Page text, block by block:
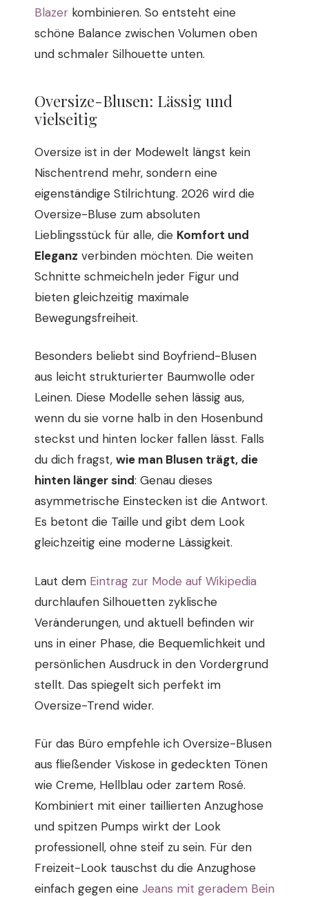
Blazer kombinieren. So entsteht eine
schöne Balance zwischen Volumen oben
und schmaler Silhouette unten.
Oversize-Blusen: Lässig und
vielseitig
Oversize ist in der Modewelt längst kein
Nischentrend mehr, sondern eine
eigenständige Stilrichtung. 2026 wird die
Oversize-Bluse zum absoluten
Lieblingsstück für alle, die Komfort und
Eleganz verbinden möchten. Die weiten
Schnitte schmeicheln jeder Figur und
bieten gleichzeitig maximale
Bewegungsfreiheit.
Besonders beliebt sind Boyfriend-Blusen
aus leicht strukturierter Baumwolle oder
Leinen. Diese Modelle sehen lässig aus,
wenn du sie vorne halb in den Hosenbund
steckst und hinten locker fallen lässt. Falls
du dich fragst, wie man Blusen trägt, die
hinten länger sind: Genau dieses
asymmetrische Einstecken ist die Antwort.
Es betont die Taille und gibt dem Look
gleichzeitig eine moderne Lässigkeit.
Laut dem Eintrag zur Mode auf Wikipedia
durchlaufen Silhouetten zyklische
Veränderungen, und aktuell befinden wir
uns in einer Phase, die Bequemlichkeit und
persönlichen Ausdruck in den Vordergrund
stellt. Das spiegelt sich perfekt im
Oversize-Trend wider.
Für das Büro empfehle ich Oversize-Blusen
aus fließender Viskose in gedeckten Tönen
wie Creme, Hellblau oder zartem Rosé.
Kombiniert mit einer taillierten Anzughose
und spitzen Pumps wirkt der Look
professionell, ohne steif zu sein. Für den
Freizeit-Look tauschst du die Anzughose
einfach gegen eine Jeans mit geradem Bein